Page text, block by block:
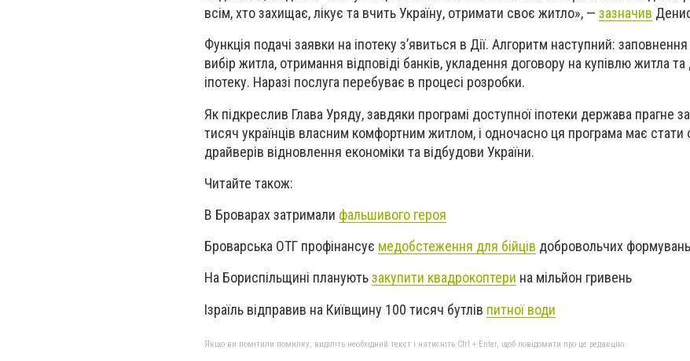
всім, хто захищає, лікує та вчить Україну, отримати своє житло», — зазначив
Функція подачі заявки на іпотеку з’явиться в Дії. Алгоритм наступний: заповнення
вибір житла, отримання відповіді банків, укладення договору на купівлю житла
іпотеку. Наразі послуга перебуває в процесі розробки.
Як підкреслив Глава Уряду, завдяки програмі доступної іпотеки держава прагне
тисяч українців власним комфортним житлом, і одночасно ця програма має стати
драйверів відновлення економіки та відбудови України.
Читайте також:
В Броварах затримали фальшивого героя
Броварська ОТГ профінансує медобстеження для бійців добровольчих формувань
На Бориспільщині плануютьзакупити квадрокоптери на мільйон гривень
Ізраїль відправив на Київщину 100 тисяч бутлів питної води
Якщо ви помітили помилку, виділіть необхідний текст і натисніть Ctrl + Enter, щоб повідомити про це редакцію